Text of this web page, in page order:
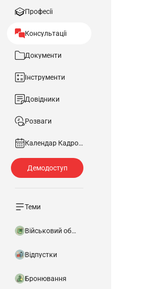
Професії
Консультації
Документи
Інструменти
Довідники
Розваги
Календар Кадровика
Теми
Військовий облік
Відпустки
Бронювання